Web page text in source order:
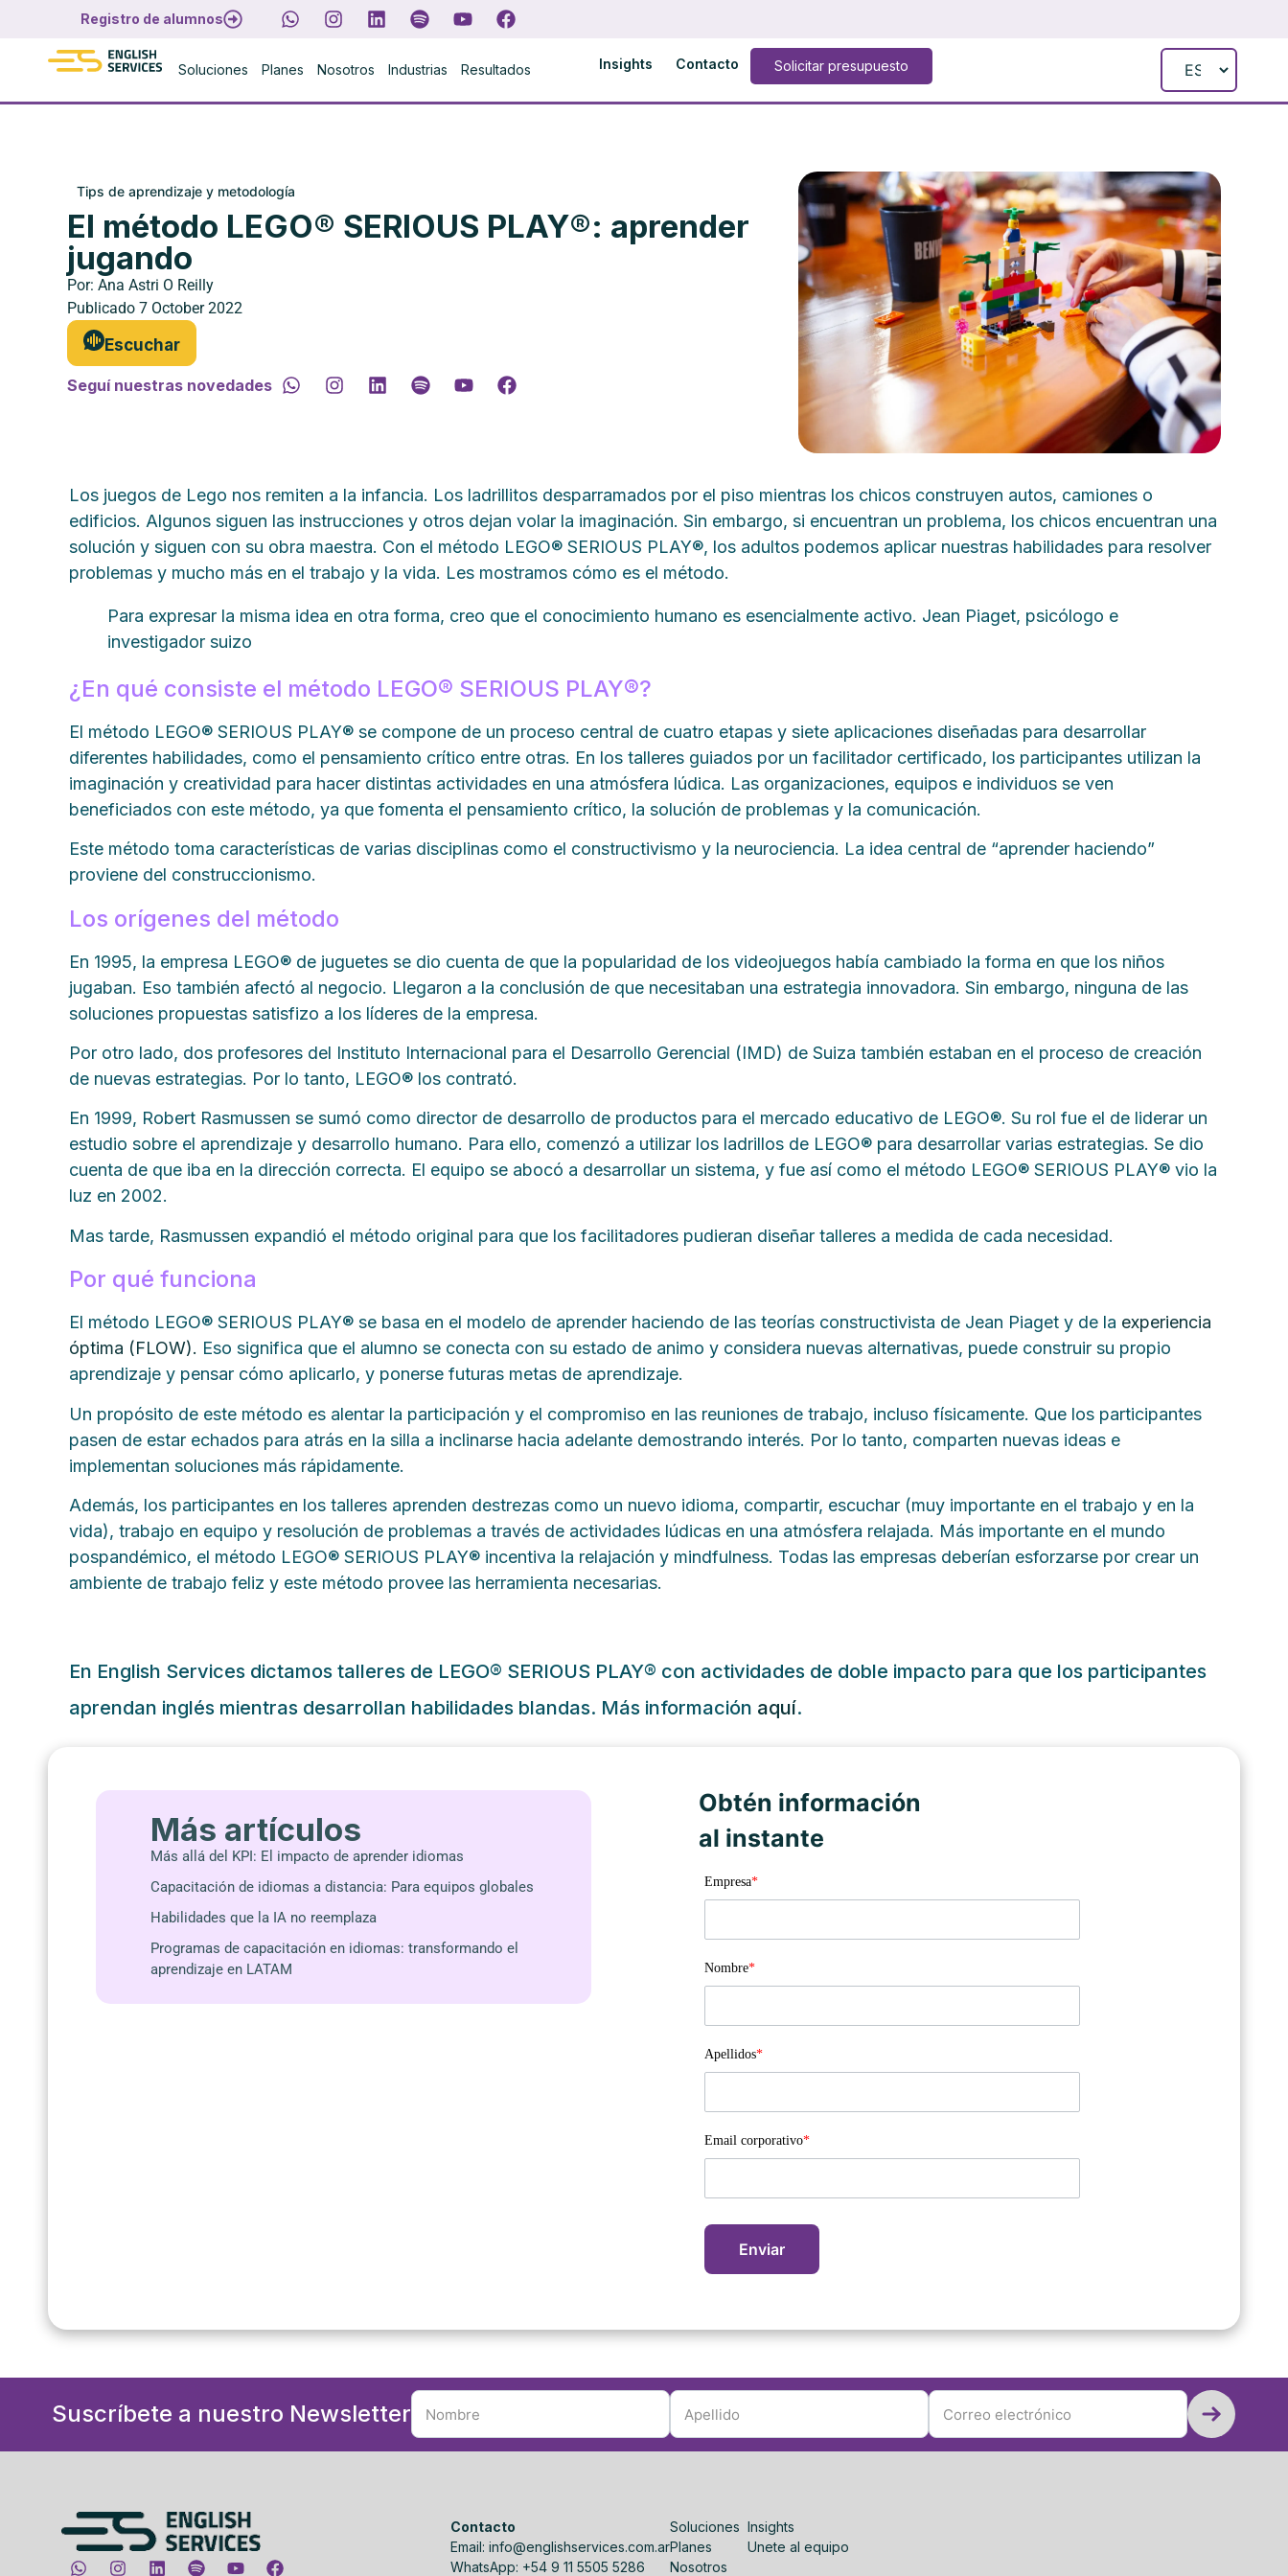
Registro de alumnos
Soluciones Planes Nosotros Industrias Resultados Insights Contacto Solicitar presupuesto
Tips de aprendizaje y metodología
El método LEGO® SERIOUS PLAY®: aprender
jugando
Por: Ana Astri O Reilly
Publicado 7 October 2022
Escuchar
Seguí nuestras novedades
Los juegos de Lego nos remiten a la infancia. Los ladrillitos desparramados por el piso mientras los chicos construyen autos, camiones o
edificios. Algunos siguen las instrucciones y otros dejan volar la imaginación. Sin embargo, si encuentran un problema, los chicos encuentran una
solución y siguen con su obra maestra. Con el método LEGO® SERIOUS PLAY®, los adultos podemos aplicar nuestras habilidades para resolver
problemas y mucho más en el trabajo y la vida. Les mostramos cómo es el método.
Para expresar la misma idea en otra forma, creo que el conocimiento humano es esencialmente activo. Jean Piaget, psicólogo e
investigador suizo
¿En qué consiste el método LEGO® SERIOUS PLAY®?
El método LEGO® SERIOUS PLAY® se compone de un proceso central de cuatro etapas y siete aplicaciones diseñadas para desarrollar
diferentes habilidades, como el pensamiento crítico entre otras. En los talleres guiados por un facilitador certificado, los participantes utilizan la
imaginación y creatividad para hacer distintas actividades en una atmósfera lúdica. Las organizaciones, equipos e individuos se ven
beneficiados con este método, ya que fomenta el pensamiento crítico, la solución de problemas y la comunicación.
Este método toma características de varias disciplinas como el constructivismo y la neurociencia. La idea central de “aprender haciendo”
proviene del construccionismo.
Los orígenes del método
En 1995, la empresa LEGO® de juguetes se dio cuenta de que la popularidad de los videojuegos había cambiado la forma en que los niños
jugaban. Eso también afectó al negocio. Llegaron a la conclusión de que necesitaban una estrategia innovadora. Sin embargo, ninguna de las
soluciones propuestas satisfizo a los líderes de la empresa.
Por otro lado, dos profesores del Instituto Internacional para el Desarrollo Gerencial (IMD) de Suiza también estaban en el proceso de creación
de nuevas estrategias. Por lo tanto, LEGO® los contrató.
En 1999, Robert Rasmussen se sumó como director de desarrollo de productos para el mercado educativo de LEGO®. Su rol fue el de liderar un
estudio sobre el aprendizaje y desarrollo humano. Para ello, comenzó a utilizar los ladrillos de LEGO® para desarrollar varias estrategias. Se dio
cuenta de que iba en la dirección correcta. El equipo se abocó a desarrollar un sistema, y fue así como el método LEGO® SERIOUS PLAY® vio la
luz en 2002.
Mas tarde, Rasmussen expandió el método original para que los facilitadores pudieran diseñar talleres a medida de cada necesidad.
Por qué funciona
El método LEGO® SERIOUS PLAY® se basa en el modelo de aprender haciendo de las teorías constructivista de Jean Piaget y de la experiencia
óptima (FLOW). Eso significa que el alumno se conecta con su estado de animo y considera nuevas alternativas, puede construir su propio
aprendizaje y pensar cómo aplicarlo, y ponerse futuras metas de aprendizaje.
Un propósito de este método es alentar la participación y el compromiso en las reuniones de trabajo, incluso físicamente. Que los participantes
pasen de estar echados para atrás en la silla a inclinarse hacia adelante demostrando interés. Por lo tanto, comparten nuevas ideas e
implementan soluciones más rápidamente.
Además, los participantes en los talleres aprenden destrezas como un nuevo idioma, compartir, escuchar (muy importante en el trabajo y en la
vida), trabajo en equipo y resolución de problemas a través de actividades lúdicas en una atmósfera relajada. Más importante en el mundo
pospandémico, el método LEGO® SERIOUS PLAY® incentiva la relajación y mindfulness. Todas las empresas deberían esforzarse por crear un
ambiente de trabajo feliz y este método provee las herramienta necesarias.
En English Services dictamos talleres de LEGO® SERIOUS PLAY® con actividades de doble impacto para que los participantes
aprendan inglés mientras desarrollan habilidades blandas. Más información aquí.
Más artículos
Más allá del KPI: El impacto de aprender idiomas
Capacitación de idiomas a distancia: Para equipos globales
Habilidades que la IA no reemplaza
Programas de capacitación en idiomas: transformando el
aprendizaje en LATAM
Obtén información
al instante
Empresa*
Nombre*
Apellidos*
Email corporativo*
Suscríbete a nuestro Newsletter
Contacto
Email: info@englishservices.com.ar
WhatsApp: +54 9 11 5505 5286
Soluciones
Planes
Nosotros
Insights
Unete al equipo